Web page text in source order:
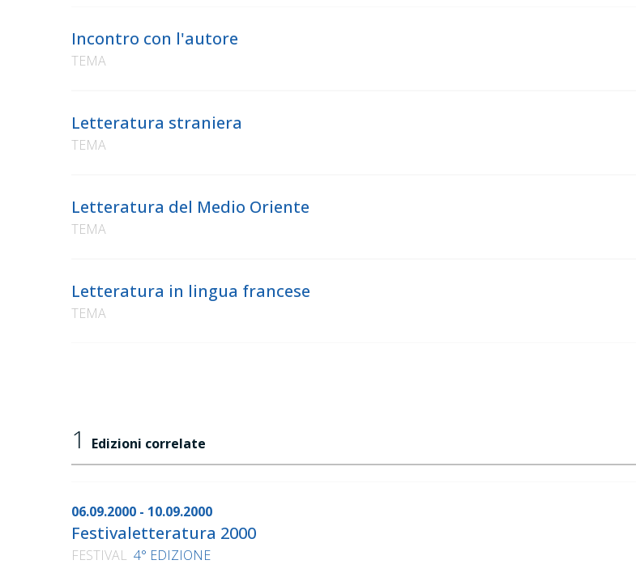
Incontro con l'autore
TEMA
Letteratura straniera
TEMA
Letteratura del Medio Oriente
TEMA
Letteratura in lingua francese
TEMA
1 Edizioni correlate
06.09.2000 - 10.09.2000
Festivaletteratura 2000
FESTIVAL 4° EDIZIONE